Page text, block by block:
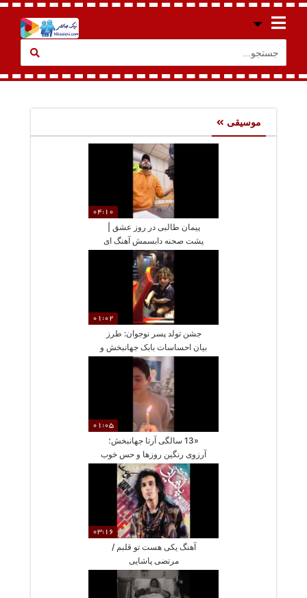
موسیقی
04:10
پیمان طالبی در روز عشق |
پشت صحنه دابسمش آهنگ ای
وای عرفان طهماسبی و
خاطرات ویژه با رادیو جوان
01:02
جشن تولد پسر نوجوان: طرز
بیان احساسات بابک جهانبخش و
عکس‌های خاص آرتا جهانبخش
01:05
«13 سالگی آرتا جهانبخش؛
آرزوی رنگین روزها و حس خوب
از طرف پریا پرتویی فرد»
03:16
آهنگ یکی هست تو قلبم /
مرتضی پاشایی